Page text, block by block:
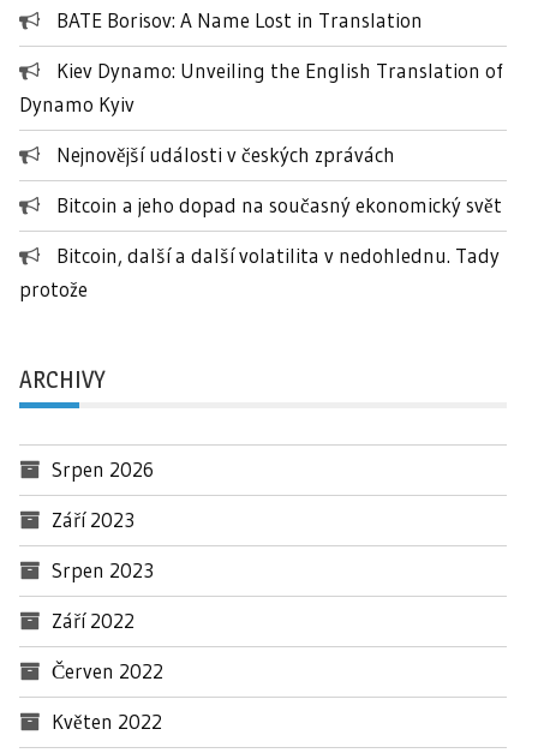
BATE Borisov: A Name Lost in Translation
Kiev Dynamo: Unveiling the English Translation of
Dynamo Kyiv
Nejnovější události v českých zprávách
Bitcoin a jeho dopad na současný ekonomický svět
Bitcoin, další a další volatilita v nedohlednu. Tady
protože
ARCHIVY
Srpen 2026
Září 2023
Srpen 2023
Září 2022
Červen 2022
Květen 2022